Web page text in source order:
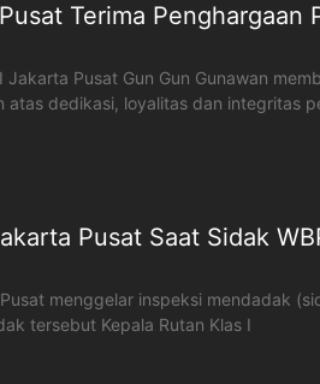
Terima Penghargaan
Jakarta Pusat Gun Gun Gunawan
dedikasi, loyalitas dan integritas
Pusat Saat Sidak
menggelar inspeksi mendadak
tersebut Kepala Rutan Klas I